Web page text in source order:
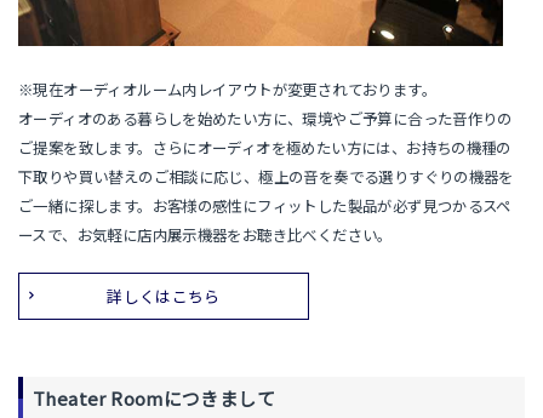
※現在オーディオルーム内レイアウトが変更されております。
オーディオのある暮らしを始めたい方に、環境やご予算に合った音作りの
ご提案を致します。さらにオーディオを極めたい方には、お持ちの機種の
下取りや買い替えのご相談に応じ、極上の音を奏でる選りすぐりの機器を
ご一緒に探します。お客様の感性にフィットした製品が必ず見つかるスペ
ースで、お気軽に店内展示機器をお聴き比べください。
詳しくはこちら
Theater Roomにつきまして